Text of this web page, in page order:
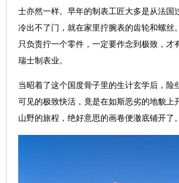
士亦然一样。早年的制表工匠大多是从法国
冷出不了门，就在家里拧腕表的齿轮和螺丝
只负责拧一个零件，一定要作念到极致，才
瑞士制表业。
当昭着了这个国度骨子里的生计玄学后，险
可见的极致快活，竟是在如斯恶劣的地貌上
山野的旅程，绝好意思的画卷便澈底铺开了。